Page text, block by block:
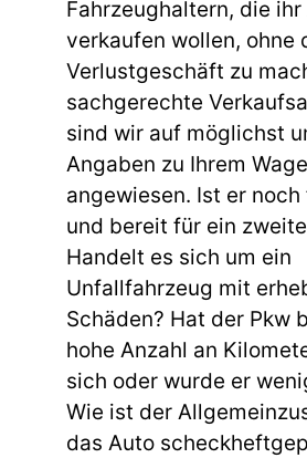
Fahrzeughaltern, die
verkaufen wollen, ohne
Verlustgeschäft zu
sachgerechte
sind wir auf möglichst
Angaben zu Ihrem
angewiesen. Ist er
und bereit für ein
Handelt es sich um ein
Unfallfahrzeug mit
Schäden? Hat der Pkw
hohe Anzahl an
sich oder wurde er
Wie ist der
das Auto